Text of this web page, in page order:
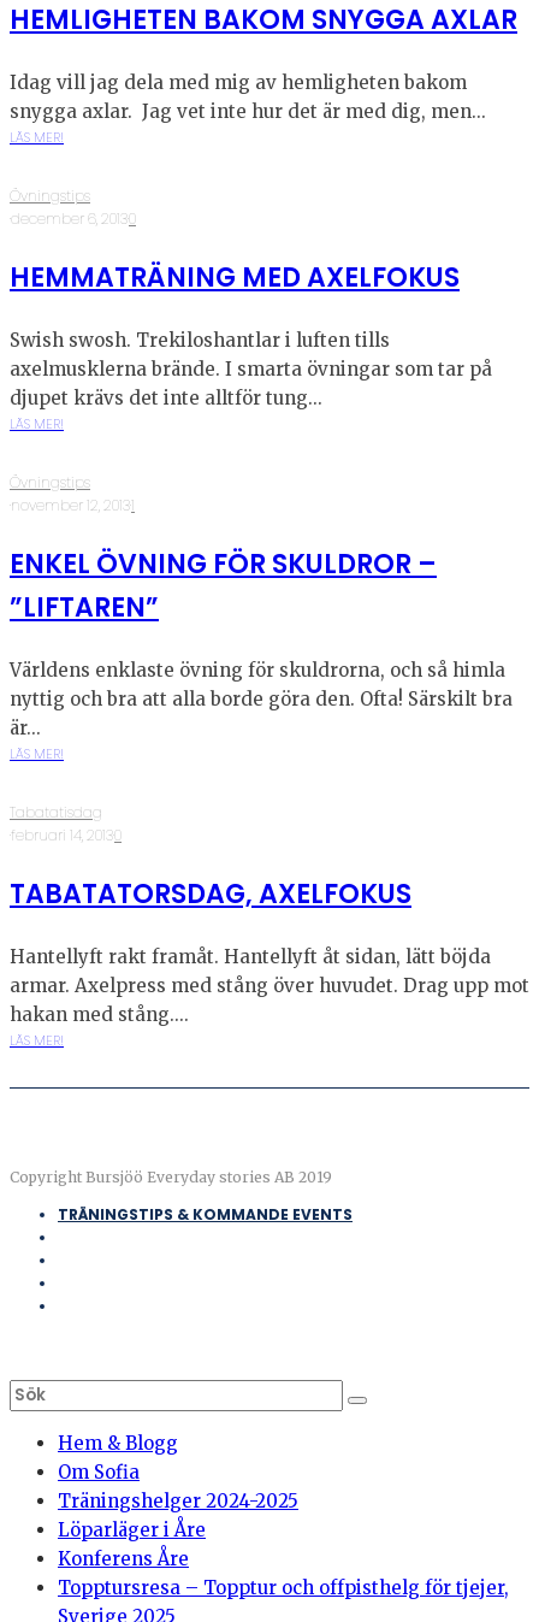
HEMLIGHETEN BAKOM SNYGGA AXLAR
Idag vill jag dela med mig av hemligheten bakom
snygga axlar. Jag vet inte hur det är med dig, men...
LÄS MER!
Övningstips
·december 6, 2013·0
HEMMATRÄNING MED AXELFOKUS
Swish swosh. Trekiloshantlar i luften tills
axelmusklerna brände. I smarta övningar som tar på
djupet krävs det inte alltför tung...
LÄS MER!
Övningstips
·november 12, 2013·1
ENKEL ÖVNING FÖR SKULDROR –
”LIFTAREN”
Världens enklaste övning för skuldrorna, och så himla
nyttig och bra att alla borde göra den. Ofta! Särskilt bra
är...
LÄS MER!
Tabatatisdag
·februari 14, 2013·0
TABATATORSDAG, AXELFOKUS
Hantellyft rakt framåt. Hantellyft åt sidan, lätt böjda
armar. Axelpress med stång över huvudet. Drag upp mot
hakan med stång....
LÄS MER!
Copyright Bursjöö Everyday stories AB 2019
TRÄNINGSTIPS & KOMMANDE EVENTS
Hem & Blogg
Om Sofia
Träningshelger 2024-2025
Löparläger i Åre
Konferens Åre
Topptursresa – Topptur och offpisthelg för tjejer,
Sverige 2025